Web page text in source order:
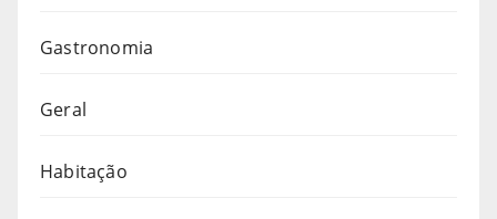
Gastronomia
Geral
Habitação